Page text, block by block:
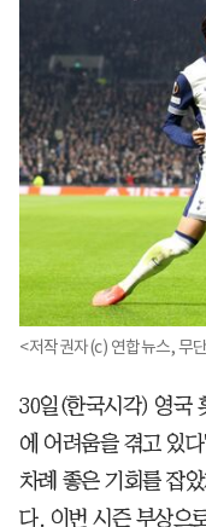
<저작권자(c) 연합뉴스, 무
30일(한국시각) 영국
에 어려움을 겪고 있
차례 좋은 기회를 잡
다. 이번 시즌 부상으